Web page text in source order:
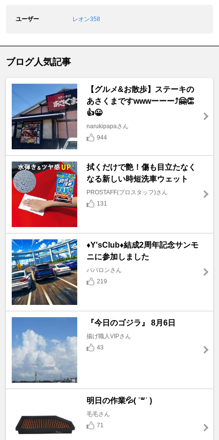
ユーザー レオン358
ブログ人気記事
【グルメ&お散歩】ステーキの
あさくまですwwwーーー⤴️🤗👏
👍😀
narukipapaさん
944
拭くだけで艶！傷も目立たなく
なる新しい時短洗車ウェット
PROSTAFF(プロスタッフ)さん
131
♦️Y'sClub♦️結成2周年記念サンモ
ニに参加しました
ババロンさん
219
『今日のゴジラ』 8月6日
揚げ職人VIPさん
43
明日の作業💦( ˙꒳​˙ )
毛毛さん
71